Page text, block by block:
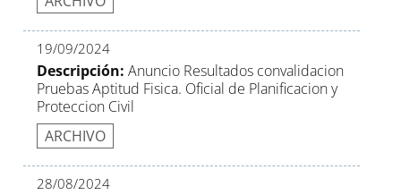
19/09/2024
Descripción:Anuncio Resultados convalidacion
Pruebas Aptitud Fisica. Oficial de Planificacion y
Proteccion Civil
ARCHIVO
28/08/2024